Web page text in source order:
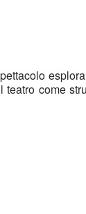
teatro come